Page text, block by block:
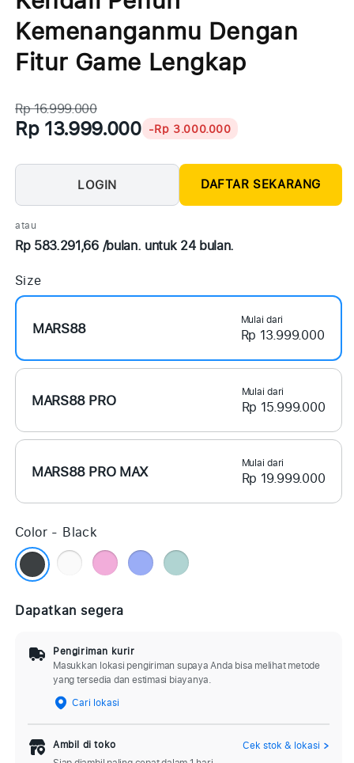
Kemenanganmu Dengan
Fitur Game Lengkap
Rp 16.999.000
Rp 13.999.000 -Rp 3.000.000
LOGIN DAFTAR SEKARANG
atau
Rp 583.291,66 /bulan. untuk 24 bulan.
Size
MARS88 Mulai dari
Rp 13.999.000
MARS88 PRO Mulai dari
Rp 15.999.000
MARS88 PRO MAX Mulai dari
Rp 19.999.000
Color - Black
Dapatkan segera
Pengiriman kurir
Masukkan lokasi pengiriman supaya Anda bisa melihat metode
yang tersedia dan estimasi biayanya.
Cari lokasi
Ambil di toko
Cek stok & lokasi